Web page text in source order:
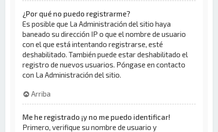
¿Por qué no puedo registrarme?
Es posible que La Administración del sitio haya
baneado su dirección IP o que el nombre de usuario
con el que está intentando registrarse, esté
deshabilitado. También puede estar deshabilitado el
registro de nuevos usuarios. Póngase en contacto
con La Administración del sitio.
Arriba
Me he registrado ¡y no me puedo identificar!
Primero, verifique su nombre de usuario y